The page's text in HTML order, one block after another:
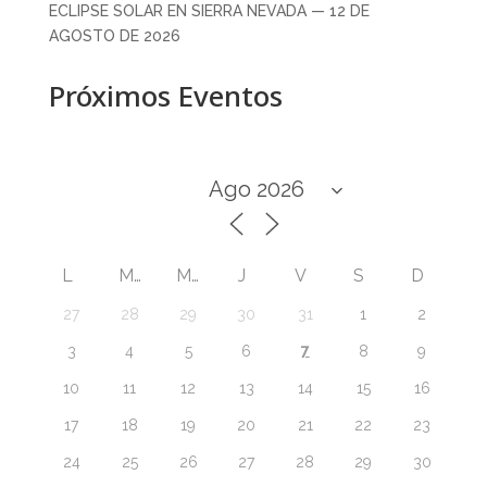
ECLIPSE SOLAR EN SIERRA NEVADA — 12 DE
AGOSTO DE 2026
Próximos Eventos
L M M J V S D
27 28 29 30 31 1 2
3 4 5 6 7 8 9
10 11 12 13 14 15 16
17 18 19 20 21 22 23
24 25 26 27 28 29 30